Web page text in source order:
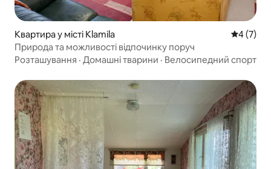
Квартира у місті Klamila Середня
4 (7)
Природа та можливості відпочинку поруч
Розташування · Домашні тварини · Велосипедний спорт